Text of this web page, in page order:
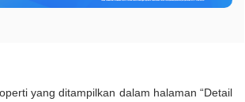
yang ditampilkan dalam halaman “Detail